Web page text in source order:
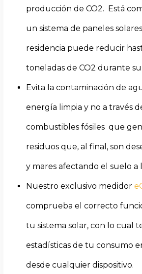
producción de CO2. Está
un sistema de paneles
residencia puede reducir
toneladas de CO2 durante
Evita la contaminación de
energía limpia y no a través
combustibles fósiles que
residuos que, al final, son
y mares afectando el suelo a
Nuestro exclusivo medidor
comprueba el correcto
tu sistema solar, con lo cual
estadísticas de tu consumo
desde cualquier dispositivo.